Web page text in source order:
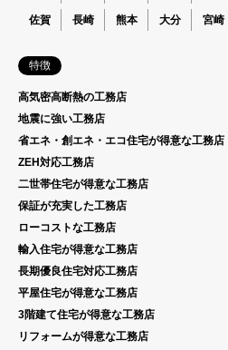
佐賀 長崎 熊本 大分 宮崎
特徴
高気密高断熱の工務店
地震に強い工務店
省エネ・創エネ・エコ住宅が得意な工務店
ZEH対応工務店
二世帯住宅が得意な工務店
保証が充実した工務店
ローコストな工務店
輸入住宅が得意な工務店
長期優良住宅対応工務店
平屋住宅が得意な工務店
3階建て住宅が得意な工務店
リフォームが得意な工務店